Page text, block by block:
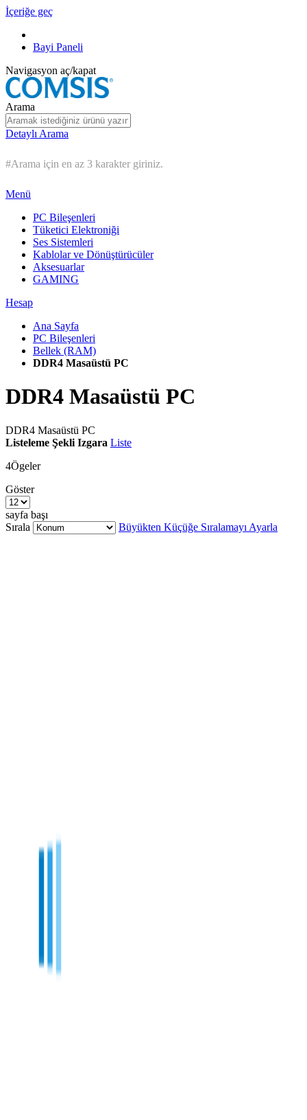
İçeriğe geç
Bayi Paneli
Navigasyon aç/kapat
Arama
Detaylı Arama
#Arama için en az 3 karakter giriniz.
Menü
PC Bileşenleri
Tüketici Elektroniği
Ses Sistemleri
Kablolar ve Dönüştürücüler
Aksesuarlar
GAMING
Hesap
Ana Sayfa
PC Bileşenleri
Bellek (RAM)
DDR4 Masaüstü PC
DDR4 Masaüstü PC
DDR4 Masaüstü PC
Listeleme Şekli Izgara Liste
4Ögeler
Göster
sayfa başı
Sırala
Büyükten Küçüğe Sıralamayı Ayarla